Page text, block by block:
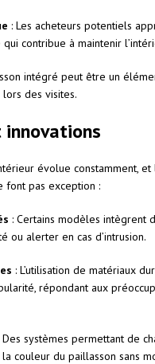
: Les acheteurs potentiels
contribue à maintenir
intégré peut être un
des visites.
innovations
évolue constamment, et
font pas exception :
: Certains modèles intègrent
ou alerter en cas d’intrusion.
: L’utilisation de matériaux
répondant aux
Des systèmes permettant de
couleur du paillasson sans